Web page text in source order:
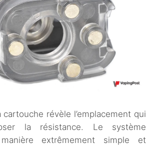
révèle l’emplacement qui
la résistance. Le système
extrêmement simple et